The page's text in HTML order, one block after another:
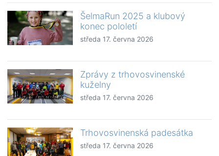
ŠelmaRun 2025 a klubový
konec pololetí
středa 17. června 2026
Zprávy z trhovosvinenské
kuželny
středa 17. června 2026
Trhovosvinenská padesátka
středa 17. června 2026